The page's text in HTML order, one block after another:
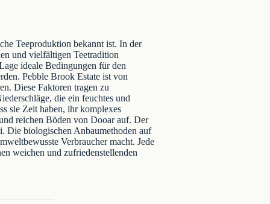
Teeproduktion bekannt ist. In der
und vielfältigen Teetradition
ideale Bedingungen für den
Pebble Brook Estate ist von
Diese Faktoren tragen zu
die ein feuchtes und
sie Zeit haben, ihr komplexes
reichen Böden von Dooar auf. Der
Die biologischen Anbaumethoden auf
Verbraucher macht. Jede
weichen und zufriedenstellenden